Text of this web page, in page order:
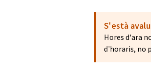
S'està
Hores d'ara
d'horaris, no